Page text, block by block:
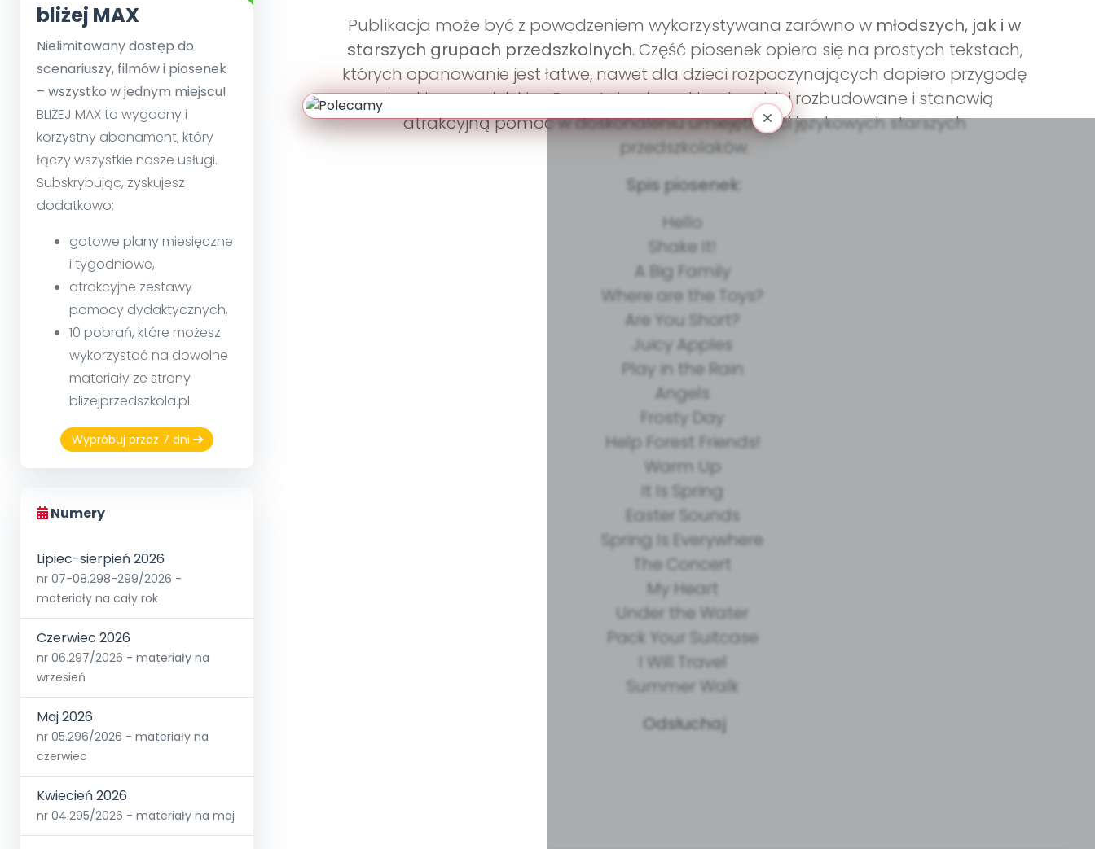
bliżej MAX
Nielimitowany dostęp do
scenariuszy, filmów i piosenek
– wszystko w jednym miejscu!
BLIŻEJ MAX to wygodny i
korzystny abonament, który
łączy wszystkie nasze usługi.
Subskrybując, zyskujesz
dodatkowo:
gotowe plany miesięczne
i tygodniowe,
atrakcyjne zestawy
pomocy dydaktycznych,
10 pobrań, które możesz
wykorzystać na dowolne
materiały ze strony
blizejprzedszkola.pl.
Wypróbuj przez 7 dni
Numery
Lipiec-sierpień 2026
nr 07-08.298-299/2026 -
materiały na cały rok
Czerwiec 2026
nr 06.297/2026 - materiały na
wrzesień
Maj 2026
nr 05.296/2026 - materiały na
czerwiec
Kwiecień 2026
nr 04.295/2026 - materiały na maj
Publikacja może być z powodzeniem wykorzystywana zarówno w młodszych, jak i w
starszych grupach przedszkolnych. Część piosenek opiera się na prostych tekstach,
których opanowanie jest łatwe, nawet dla dzieci rozpoczynających dopiero przygodę
z językiem angielskim. Pozostałe piosenki są bardziej rozbudowane i stanowią
atrakcyjną pomoc w doskonaleniu umiejętności językowych starszych
przedszkolaków.
Spis piosenek:
Hello
Shake It!
A Big Family
Where are the Toys?
Are You Short?
Juicy Apples
Play in the Rain
Angels
Frosty Day
Help Forest Friends!
Warm Up
It Is Spring
Easter Sounds
Spring Is Everywhere
The Concert
My Heart
Under the Water
Pack Your Suitcase
I Will Travel
Summer Walk
Odsłuchaj